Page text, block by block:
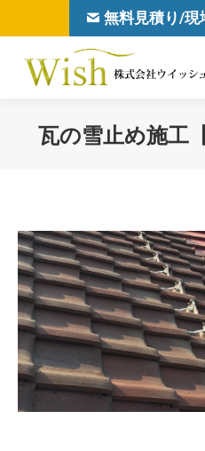
無料見積り/現
瓦の雪止め施工